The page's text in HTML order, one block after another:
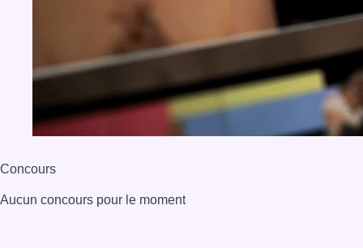
Concours
Aucun concours pour le moment